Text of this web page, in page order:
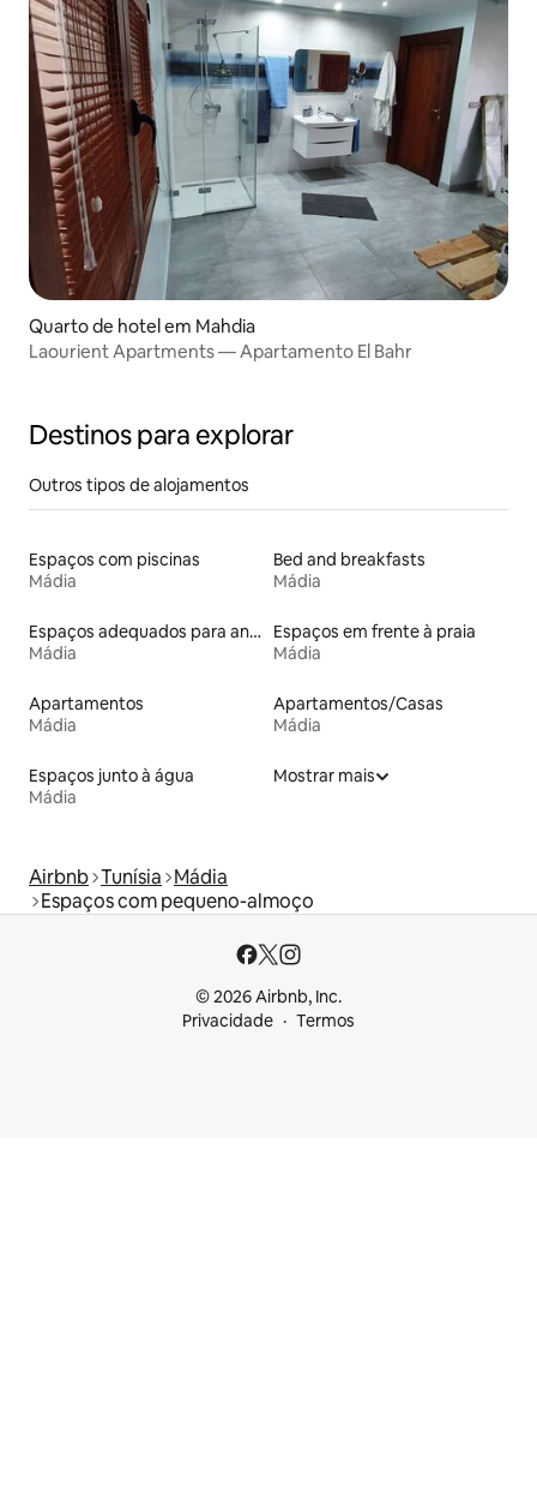
Quarto de hotel em Mahdia
Laourient Apartments — Apartamento El Bahr
Destinos para explorar
Outros tipos de alojamentos
Espaços com piscinas
Mádia
Bed and breakfasts
Mádia
Espaços adequados para animais de estimação
Mádia
Espaços em frente à praia
Mádia
Apartamentos
Mádia
Apartamentos/Casas
Mádia
Espaços junto à água
Mádia
Mostrar mais
Airbnb Tunísia Mádia
Espaços com pequeno-almoço
© 2026 Airbnb, Inc.
Privacidade
Termos